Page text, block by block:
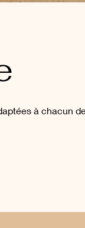
à chacun